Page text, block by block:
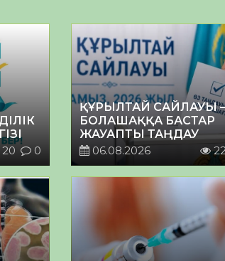
0
ҚҰРЫЛТАЙ САЙЛАУЫ –
БОЛАШАҚҚА БАСТАР
ЖАУАПТЫ ТАҢДАУ
06.08.2026